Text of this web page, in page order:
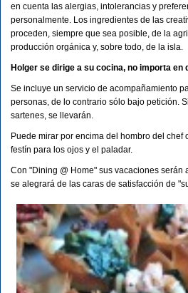
en cuenta las alergias, intolerancias y
personalmente. Los ingredientes de las
proceden, siempre que sea posible, de la
producción orgánica y, sobre todo, de la isla.
Holger se dirige a su cocina, no importa en
Se incluye un servicio de acompañamiento
personas, de lo contrario sólo bajo petición.
sartenes, se llevarán.
Puede mirar por encima del hombro del chef
festín para los ojos y el paladar.
Con "Dining @ Home" sus vacaciones serán
se alegrará de las caras de satisfacción de